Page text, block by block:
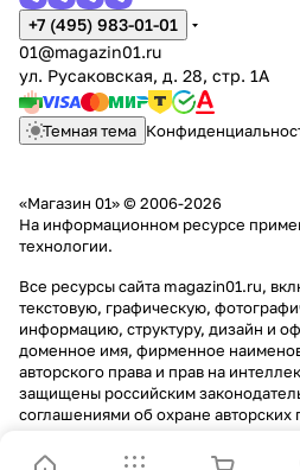
+7 (495) 983-01-01
01@magazin01.ru
ул. Русаковская, д. 28, стр. 1А
Темная тема
«Магазин 01» © 2006-2026
На информационном ресурсе
технологии.
Все ресурсы сайта magazin01.ru,
текстовую, графическую,
информацию, структуру, дизайн и
доменное имя, фирменное
авторского права и прав на
защищены российским
соглашениями об охране авторских